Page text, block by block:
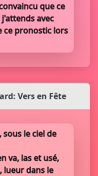
que ce
avec
ce pronostic lors
Vers en Fête
le ciel de
va, las et usé,
lueur dans le